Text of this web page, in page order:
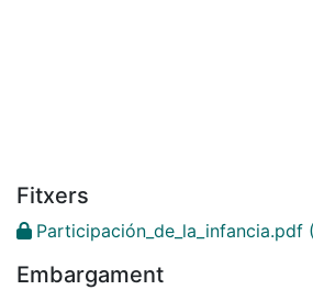
Fitxers
Participación_de_la_infancia.pdf
Embargament